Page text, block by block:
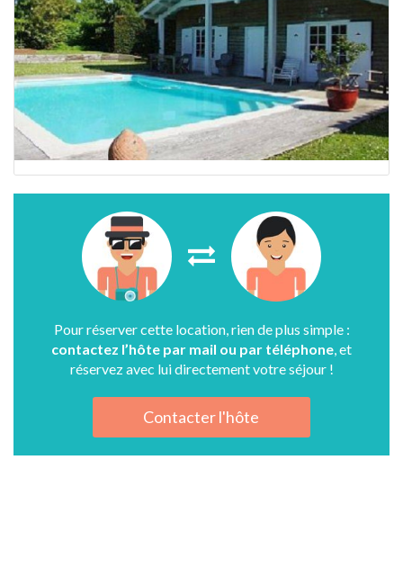
Pour réserver cette location, rien de plus simple :
contactez l’hôte par mail ou par téléphone , et
réservez avec lui directement votre séjour !
Contacter l'hôte